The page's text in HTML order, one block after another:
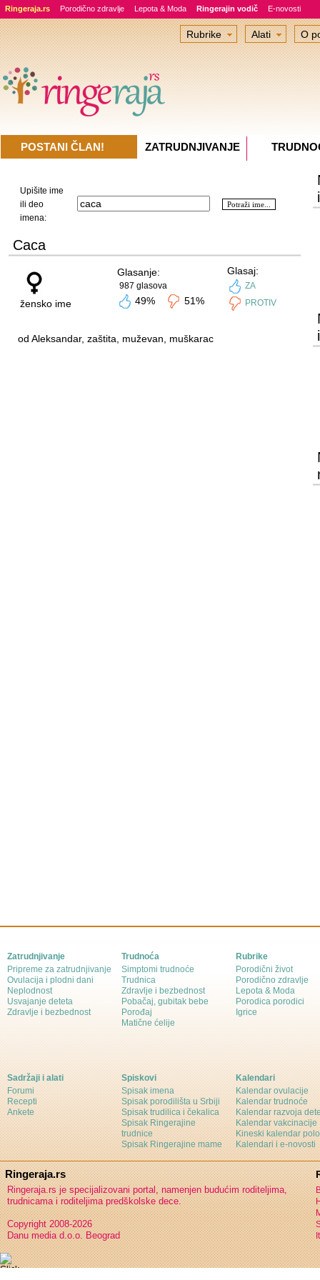
Ringeraja.rs Porodično zdravlje Lepota & Moda Ringerajin vodič E-novosti
Upišite ime
ili deo
imena:
Caca
žensko ime
Glasanje:
987 glasova
49% 51%
Glasaj:
ZA
PROTIV
od Aleksandar, zaštita, muževan, muškarac
Rubrike Alati O
POSTANI ČLAN! ZATRUDNJIVANJE
Zatrudnjivanje
Pripreme za zatrudnjivanje
Ovulacija i plodni dani
Neplodnost
Usvajanje deteta
Zdravlje i bezbednost
Trudnoća
Simptomi trudnoće
Trudnica
Zdravlje i bezbednost
Pobačaj, gubitak bebe
Porođaj
Matične ćelije
Rubrike
Porodični život
Porodično zdravlje
Lepota & Moda
Porodica porodici
Igrice
Sadržaji i alati
Forumi
Recepti
Ankete
Spiskovi
Spisak imena
Spisak porodilišta u Srbiji
Spisak trudilica i čekalica
Spisak Ringerajine
trudnice
Spisak Ringerajine mame
Kalendari
Kalendar ovulacije
Kalendar trudnoće
Kalendar razvoja
Kalendar vakcinacije
Kineski kalendar
Kalendari i e-novosti
Ringeraja.rs
Ringeraja.rs je specijalizovani portal, namenjen budućim roditeljima,
trudnicama i roditeljima predškolske dece.
Copyright 2008-2026
Danu media d.o.o. Beograd